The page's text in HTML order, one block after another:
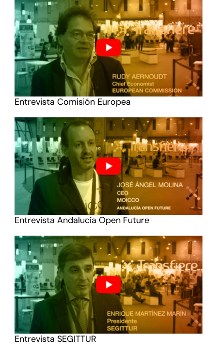
Entrevista Comisión Europea
Entrevista Andalucía Open Future
Entrevista SEGITTUR